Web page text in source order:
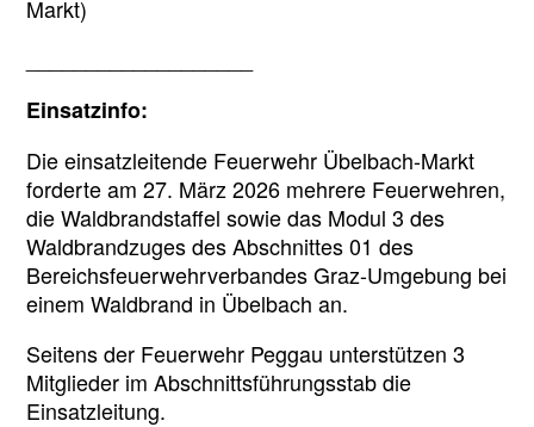
Markt)
Einsatzinfo:
Die einsatzleitende Feuerwehr Übelbach-Markt
forderte am 27. März 2026 mehrere Feuerwehren,
die Waldbrandstaffel sowie das Modul 3 des
Waldbrandzuges des Abschnittes 01 des
Bereichsfeuerwehrverbandes Graz-Umgebung bei
einem Waldbrand in Übelbach an.
Seitens der Feuerwehr Peggau unterstützen 3
Mitglieder im Abschnittsführungsstab die
Einsatzleitung.